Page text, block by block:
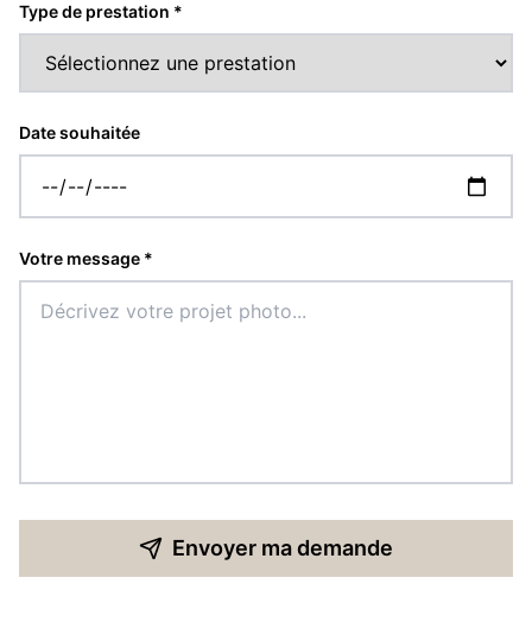
Type de prestation *
Date souhaitée
Votre message *
Envoyer ma demande